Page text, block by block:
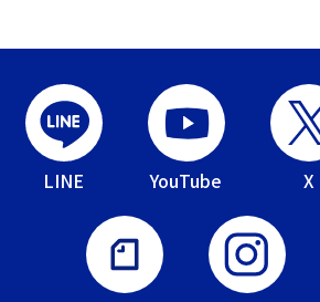
LINE YouTube X